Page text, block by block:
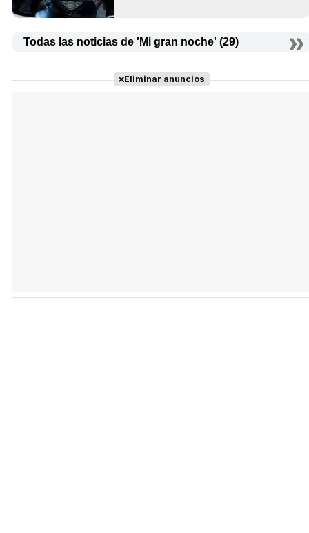
Todas las noticias de 'Mi gran noche' (29)
Eliminar anuncios